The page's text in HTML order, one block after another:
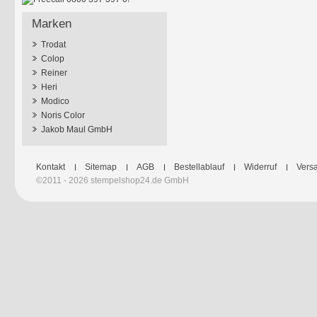
Marken
Trodat
Colop
Reiner
Heri
Modico
Noris Color
Jakob Maul GmbH
Kontakt Sitemap AGB Bestellablauf Widerruf
©2011 - 2026 stempelshop24.de GmbH